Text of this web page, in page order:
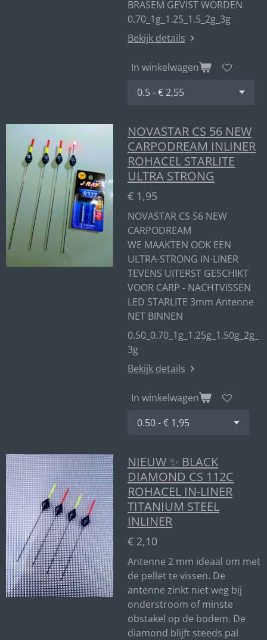
BRASEM GEVIST WORDEN
0.70_1g_1.25_1.5_2g_3g
Bekijk details
In winkelwagen
NOVASTAR CS 56 NEW
CARPODREAM INLINER
ROHACEL STARLITE
ULTRA STRONG
€ 1,95
NOVASTAR CS 56 NEW
CARPODREAM
WE MAAKTEN OOK EEN
ULTRA-STRONG IN-LINER
TEVENS UITERST GESCHIKT
VOOR CARP - NACHTVISSEN
LED STARLITE 3mm Antenne
NET BINNEN
0.50_0.70_1g_1.25g_1.50g_2g_
3g
Bekijk details
In winkelwagen
NIEUW ✨ BLACK
DIAMOND CS 112C
ROHACEL IN-LINER
TITANIUM STEEL
INLINER
€ 2,10
Antenne 2 mm ideaal om met
de pellet te vissen. De
antenne zinkt niet weg bij
onderstroom of minste
obstakel op de bodem. De
diamond blijft steeds pal